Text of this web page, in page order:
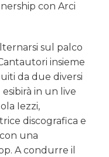
con Arci
sul palco
insieme
da due diversi
in un live
Iezzi,
discografica e
una
A condurre il